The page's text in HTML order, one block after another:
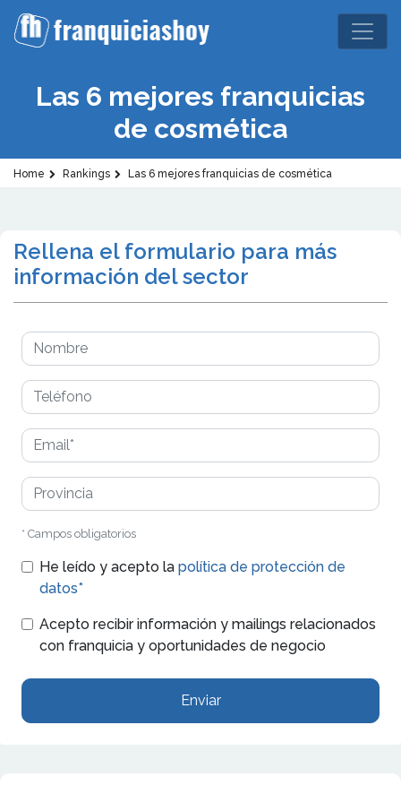
Las 6 mejores franquicias
de cosmética
Home Rankings Las 6 mejores franquicias de cosmética
Rellena el formulario para más
información del sector
* Campos obligatorios
He leído y acepto la política de protección de
datos*
Acepto recibir información y mailings relacionados
con franquicia y oportunidades de negocio
Enviar